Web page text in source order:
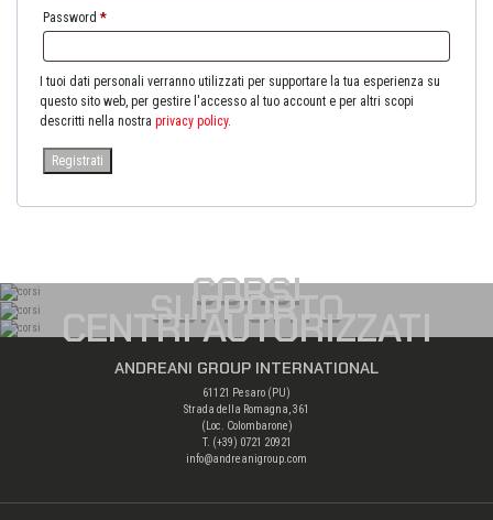
Password *
I tuoi dati personali verranno utilizzati per supportare la tua esperienza su
questo sito web, per gestire l'accesso al tuo account e per altri scopi
descritti nella nostra privacy policy.
Registrati
CORSI
SUPPORTO
CENTRI AUTORIZZATI
ANDREANI GROUP INTERNATIONAL
61121 Pesaro (PU)
Strada della Romagna, 361
(Loc. Colombarone)
T. (+39) 0721 20921
info@andreanigroup.com